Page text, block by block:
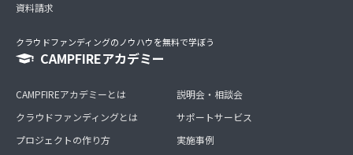
資料請求
クラウドファンディングのノウハウを無料で学ぼう
CAMPFIREアカデミー
CAMPFIREアカデミーとは
クラウドファンディングとは
プロジェクトの作り方
説明会・相談会
サポートサービス
実施事例